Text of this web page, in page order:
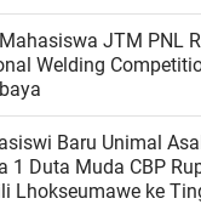
JTM PNL
Welding
Baru Unimal
1 Duta Muda CBP
Lhokseumawe ke